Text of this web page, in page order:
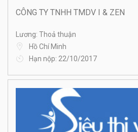
CÔNG TY TNHH TMDV I & ZEN
Lương: Thoả thuận
Hồ Chí Minh
Hạn nộp: 22/10/2017